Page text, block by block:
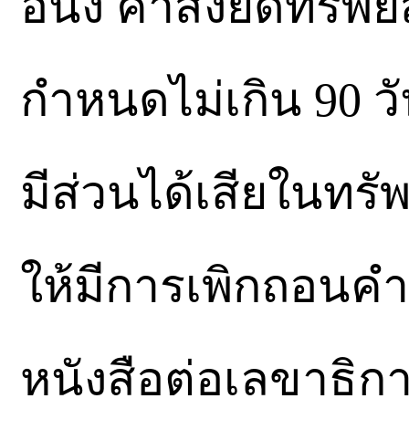
กำหนดไม่เกิน 90
มีส่วนได้เสียในทรั
ให้มีการเพิกถอนค
หนังสือต่อเลขาธิก